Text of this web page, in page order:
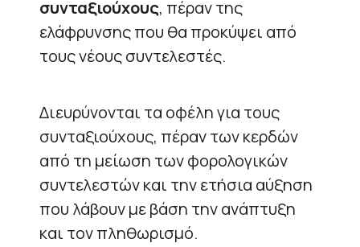
συνταξιούχους, πέραν της
ελάφρυνσης που θα προκύψει από
τους νέους συντελεστές.
Διευρύνονται τα οφέλη για τους
συνταξιούχους, πέραν των κερδών
από τη μείωση των φορολογικών
συντελεστών και την ετήσια αύξηση
που λάβουν με βάση την ανάπτυξη
και τον πληθωρισμό.